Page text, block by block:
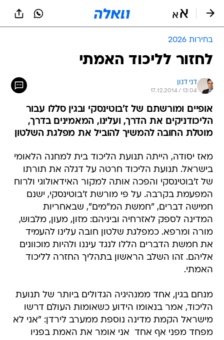
בחירות 2026
לחזור לליכוד האמתי
דני דנון
17.12.2014 / 13:04
אופיים ומורשתם של ז'בוטינסקי ובגין סללו עבור
הליכודניקים את הדרך, ועלינו, המאמינים בדרך,
מוטלת החובה להמשיך להוביל את מפלגת השלטון
מאז יסודה, הייתה תנועת הליכוד בית למחנה הלאומי
בישראל. תנועת הליכוד חרטה על דגלה את תורתו
של ז'בוטינסקי והפכה אותה למקור האידאולוגי ולרוח
המפעמת בקרבה. על פי מורשת ז'בוטינסקי, ישנם
חמישה דברים, "חמשת המ"מים", שבאחריות
המדינה לספק לאזרחיה וביניהם: מזון, מעון, מלבוש,
מורה ומרפא. כמפלגת שלטון חובה עלינו להעמיד
את חמשת הדברים הללו לנגד עיננו ולהיות מוכוונים
אליהם. זהו השלב הראשון בתהליך החזרה לליכוד
האמתי.
מנחם בגין, אחד ממנהיגיה הגדולים ביותר של תנועת
הליכוד, אמר בנאומו הידוע כשאומות העולם דרשו
מישראל הקמת מדינה נוספת ממערב לירדן: "אני לא
מפחד מפני אף אחד  אני אומר את האמת בפניו